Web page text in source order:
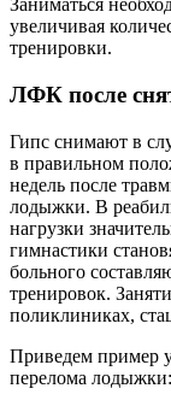
Заниматься
увеличивая
тренировки.
ЛФК после
Гипс снимают в
в правильном
недель после
лодыжки. В
нагрузки
гимнастики
больного
тренировок.
поликлиниках,
Приведем пример
перелома лодыжки: